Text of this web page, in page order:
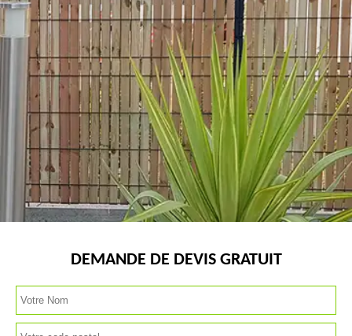
DEMANDE DE DEVIS GRATUIT